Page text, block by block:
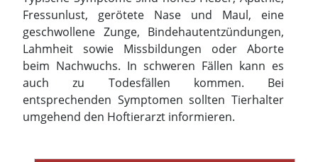
Fressunlust, gerötete Nase und Maul, eine
geschwollene Zunge, Bindehautentzündungen,
Lahmheit sowie Missbildungen oder Aborte
beim Nachwuchs. In schweren Fällen kann es
auch zu Todesfällen kommen. Bei
entsprechenden Symptomen sollten Tierhalter
umgehend den Hoftierarzt informieren.